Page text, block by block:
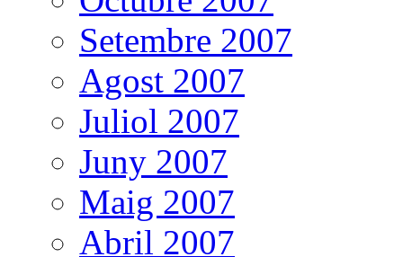
Setembre 2007
Agost 2007
Juliol 2007
Juny 2007
Maig 2007
Abril 2007